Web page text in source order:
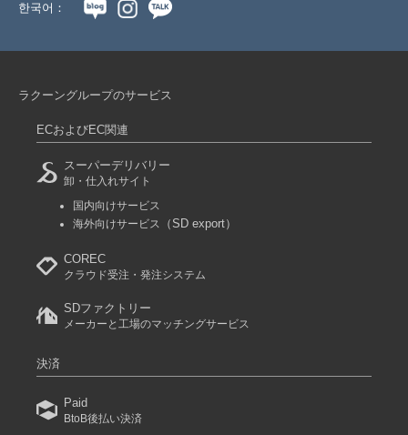
한국어：
ラクーングループのサービス
ECおよびEC関連
スーパーデリバリー
卸・仕入れサイト
国内向けサービス
海外向けサービス
（SD export）
COREC
クラウド受注・発注システム
SDファクトリー
メーカーと工場のマッチングサービス
決済
Paid
BtoB後払い決済